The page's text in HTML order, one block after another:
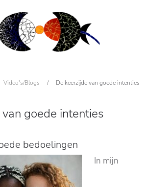
Video's/Blogs / De keerzijde van goede intenties
goede intenties
bedoelingen
In mijn